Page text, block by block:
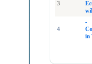
3
4
-
in